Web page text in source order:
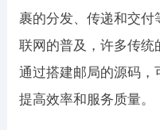
裹的分发、传递和交付
联网的普及，许多传统
通过搭建邮局的源码，
提高效率和服务质量。